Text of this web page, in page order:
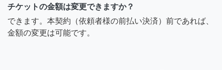
チケットの金額は変更できますか？
できます。本契約（依頼者様の前払い決済）前であれば、
金額の変更は可能です。